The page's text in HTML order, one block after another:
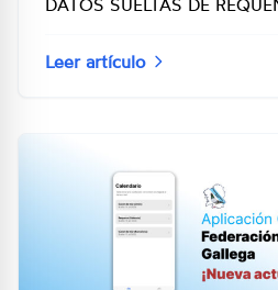
DATOS SUELTAS DE
Leer artículo